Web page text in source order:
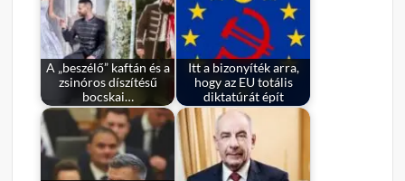
A „beszélő” kaftán és a
zsinóros díszítésű
bocskai…
Itt a bizonyíték arra,
hogy az EU totális
diktatúrát épít